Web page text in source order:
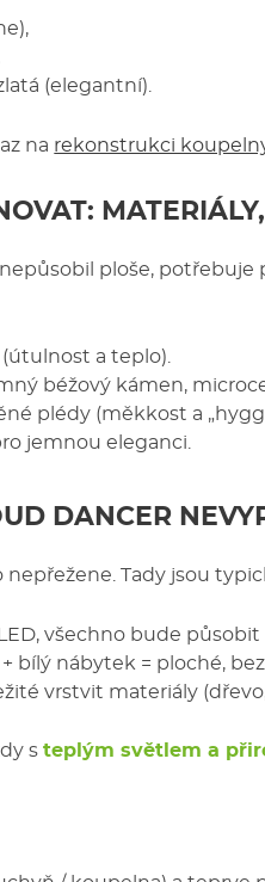
(elegantní).
na rekonstrukci
ploše,
(útulnost a teplo).
béžový kámen,
plédy (měkkost a
jemnou eleganci.
DANCER
Tady jsou
všechno bude působit
bílý nábytek = ploché, bez
vrstvit materiály
steplým světlem a